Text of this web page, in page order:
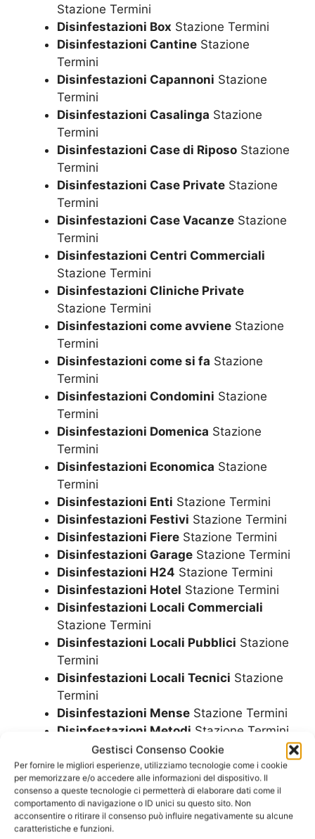
Gestisci Consenso Cookie
Per fornire le migliori esperienze, utilizziamo tecnologie come i cookie
per memorizzare e/o accedere alle informazioni del dispositivo. Il
consenso a queste tecnologie ci permetterà di elaborare dati come il
comportamento di navigazione o ID unici su questo sito. Non
acconsentire o ritirare il consenso può influire negativamente su alcune
caratteristiche e funzioni.
Stazione Termini
Disinfestazioni Box Stazione Termini
Disinfestazioni Cantine Stazione
Termini
Disinfestazioni Capannoni Stazione
Termini
Disinfestazioni Casalinga Stazione
Termini
Disinfestazioni Case di Riposo Stazione
Termini
Disinfestazioni Case Private Stazione
Termini
Disinfestazioni Case Vacanze Stazione
Termini
Disinfestazioni Centri Commerciali
Stazione Termini
Disinfestazioni Cliniche Private
Stazione Termini
Disinfestazioni come avviene Stazione
Termini
Disinfestazioni come si fa Stazione
Termini
Disinfestazioni Condomini Stazione
Termini
Disinfestazioni Domenica Stazione
Termini
Disinfestazioni Economica Stazione
Termini
Disinfestazioni Enti Stazione Termini
Disinfestazioni Festivi Stazione Termini
Disinfestazioni Fiere Stazione Termini
Disinfestazioni Garage Stazione Termini
Disinfestazioni H24 Stazione Termini
Disinfestazioni Hotel Stazione Termini
Disinfestazioni Locali Commerciali
Stazione Termini
Disinfestazioni Locali Pubblici Stazione
Termini
Disinfestazioni Locali Tecnici Stazione
Termini
Disinfestazioni Mense Stazione Termini
Disinfestazioni Metodi Stazione Termini
Disinfestazioni NegoziStazione Termini
Disinfestazioni NotteStazione Termini
Disinfestazioni ParchiStazione Termini
Disinfestazioni ParcoStazione Termini
Disinfestazioni PubStazione Termini